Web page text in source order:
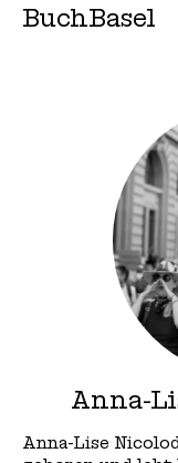
BuchBasel
Anna-
Anna-Lise